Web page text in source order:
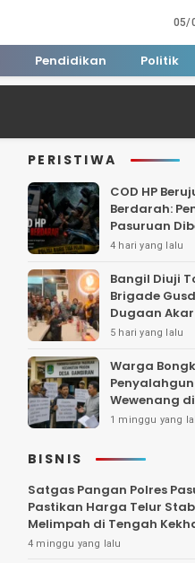
05/
Pendidikan Politik
PERISTIWA
COD HP
Berdarah:
Pasuruan
Dibacok di
4 hari yang lalu
Bangil Diuji
Brigade
Dugaan
Tempat
5 hari yang lalu
Warga
Wewenang
Gambiran,
1 minggu yang
BISNIS
Satgas Pangan Polres
Pastikan Harga Telur
Melimpah di Tengah
Fluktuasi
4 minggu yang lalu